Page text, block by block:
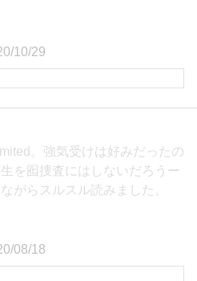
10/29
。強気受けは好みだったの
を囮捜査にはしないだろうー
がらスルスル読みました。
08/18